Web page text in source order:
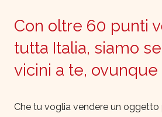
Con oltre 60 punti
tutta Italia, siamo
vicini a te, ovunque
Che tu voglia vendere un oggetto